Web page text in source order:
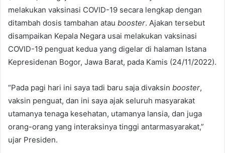
melakukan vaksinasi COVID-19 secara lengkap dengan
ditambah dosis tambahan atau booster. Ajakan tersebut
disampaikan Kepala Negara usai melakukan vaksinasi
COVID-19 penguat kedua yang digelar di halaman Istana
Kepresidenan Bogor, Jawa Barat, pada Kamis (24/11/2022).
“Pada pagi hari ini saya tadi baru saja divaksin booster,
vaksin penguat, dan ini saya ajak seluruh masyarakat
utamanya tenaga kesehatan, utamanya lansia, dan juga
orang-orang yang interaksinya tinggi antarmasyarakat,”
ujar Presiden.